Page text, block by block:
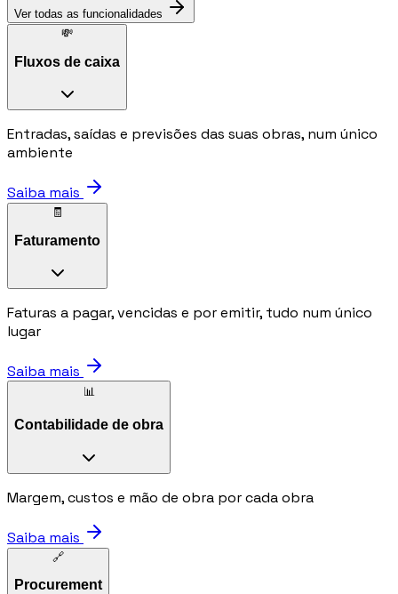
Ver todas as funcionalidades
💸
Fluxos de caixa
Entradas, saídas e previsões das suas obras, num único
ambiente
Saiba mais
🧾
Faturamento
Faturas a pagar, vencidas e por emitir, tudo num único
lugar
Saiba mais
📊
Contabilidade de obra
Margem, custos e mão de obra por cada obra
Saiba mais
🔗
Procurement